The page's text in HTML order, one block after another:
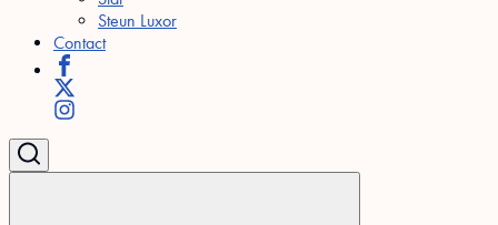
Steun Luxor
Contact
Search